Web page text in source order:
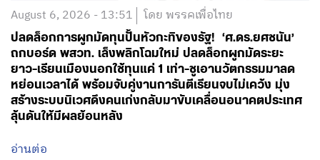
August 6, 2026 - 13:51 โดย พรรคเพื่อไทย
ปลดล็อกการผูกมัดทุนปั้นหัวกะทิของรัฐ! ‘ศ.ดร.ยศชนัน’
ถกบอร์ด พสวท. เล็งพลิกโฉมใหม่ ปลดล็อกผูกมัดระยะ
ยาว-เรียนเมืองนอกใช้ทุนแค่ 1 เท่า-ชูเอานวัตกรรมมาลด
หย่อนเวลาได้ พร้อมจับคู่งานการันตีเรียนจบไม่เคว้ง มุ่ง
สร้างระบบนิเวศดึงคนเก่งกลับมาขับเคลื่อนอนาคตประเทศ
ลุ้นดันให้มีผลย้อนหลัง
อ่านต่อ